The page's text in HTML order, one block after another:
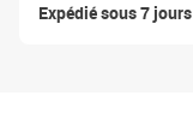
Expédié sous 7 jours